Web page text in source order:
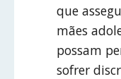
que
mães
possam
sofrer